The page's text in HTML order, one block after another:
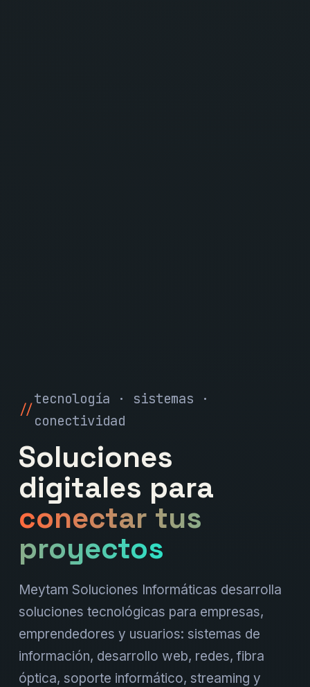
tecnología · sistemas ·
conectividad
Soluciones
digitales para
conectar tus
proyectos
Meytam Soluciones Informáticas desarrolla
soluciones tecnológicas para empresas,
emprendedores y usuarios: sistemas de
información, desarrollo web, redes, fibra
óptica, soporte informático, streaming y